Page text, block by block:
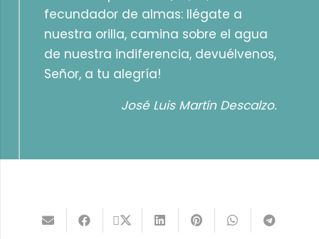
fecundador de almas: llégate a
nuestra orilla, camina sobre el agua
de nuestra indiferencia, devuélvenos,
Señor, a tu alegría!
José Luis Martín Descalzo.